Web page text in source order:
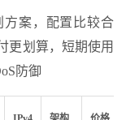
方案，配置比较合
更划算，短期使用
防御